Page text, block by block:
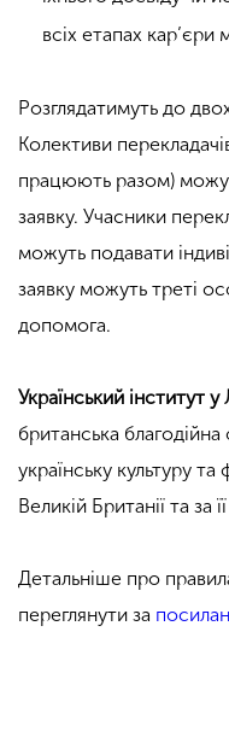
всіх етапах
Розглядатимуть до
Колективи
працюють разом)
заявку. Учасники
можуть подавати
заявку можуть треті
допомога.
Український інститут
британська благодійна
українську культуру
Великій Британії та за
Детальніше про
переглянути за